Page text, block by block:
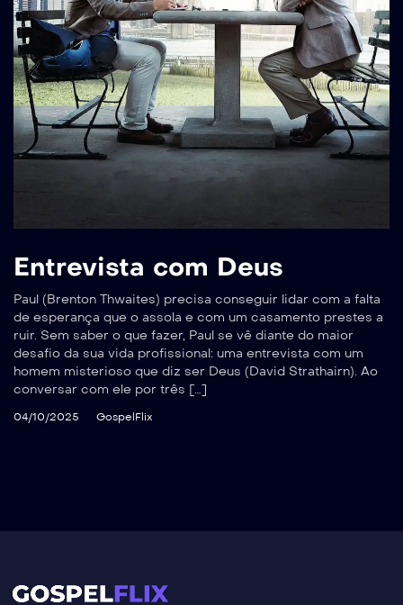
Entrevista com Deus
Paul (Brenton Thwaites) precisa conseguir lidar com a falta
de esperança que o assola e com um casamento prestes a
ruir. Sem saber o que fazer, Paul se vê diante do maior
desafio da sua vida profissional: uma entrevista com um
homem misterioso que diz ser Deus (David Strathairn). Ao
conversar com ele por três […]
04/10/2025 GospelFlix